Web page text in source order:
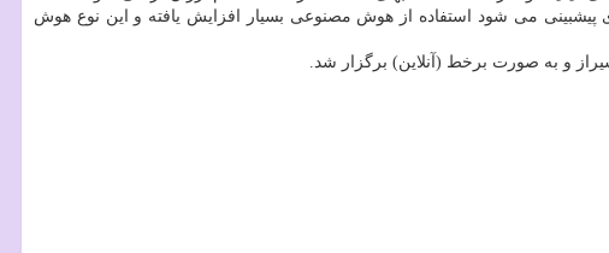
فناوری سلامت وزارت بهداشت اضافه کرد: آینده به سمت دیجیتالی شدن پیش می رود؛ بگونه ای که تا سال ۲۰۳۰ میلادی پیشبینی می شود استفاده از هوش مصنوعی بسیار افزایش یافته و این نوع هوش